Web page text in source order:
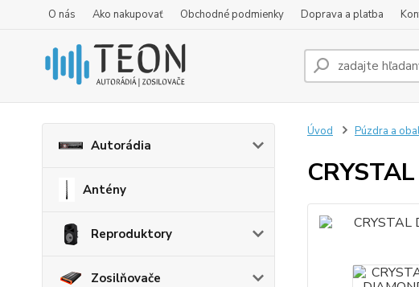
O nás Ako nakupovať Obchodné podmienky Doprava a platba
Autorádia
Antény
Reproduktory
Zosilňovače
Úvod Púzdra a